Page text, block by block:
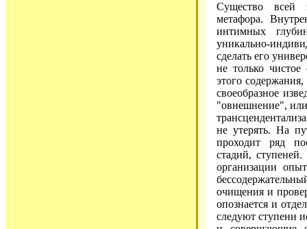
Существо всей
метафора.
интимных
уникально-
сделать его
не только
этого
своеобразное
"овнешнение",
не утерять. На
проходит ряд
стадий,
организации
очищения и
опознается и
следуют ступени